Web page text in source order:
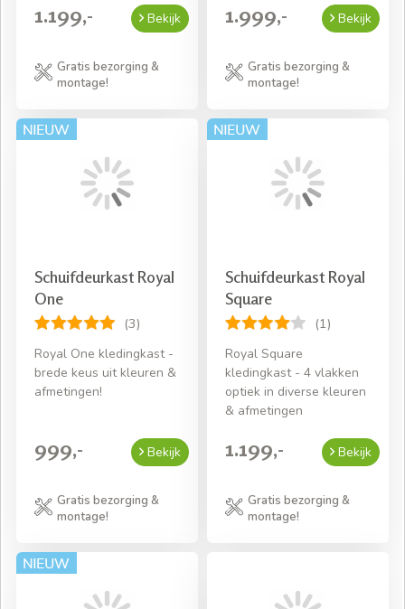
1.199,- Bekijk
Gratis bezorging &
montage!
1.999,- Bekijk
Gratis bezorging &
montage!
Schuifdeurkast Royal
One
(3)
Royal One kledingkast -
brede keus uit kleuren &
afmetingen!
999,- Bekijk
Gratis bezorging &
montage!
Schuifdeurkast Royal
Square
(1)
Royal Square
kledingkast - 4 vlakken
optiek in diverse kleuren
& afmetingen
1.199,- Bekijk
Gratis bezorging &
montage!